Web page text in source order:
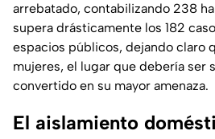
arrebatado, contabilizando 238
supera drásticamente los 182
espacios públicos, dejando claro
mujeres, el lugar que debería ser
convertido en su mayor amenaza.
El aislamiento